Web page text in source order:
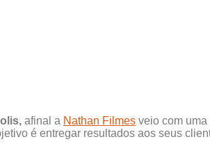
afinal a Nathan Filmes veio com
é entregar resultados aos seus